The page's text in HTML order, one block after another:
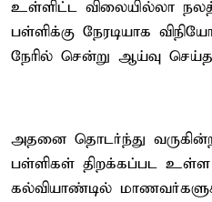
உள்ளிட்ட விலையில்லா
பள்ளிக்கு நேரடியாக
நேரில் சென்று ஆய்வு
அதனை தொடர்ந்து
பள்ளிகள் திறக்கப்பட உள்ள
கல்வியாண்டில்